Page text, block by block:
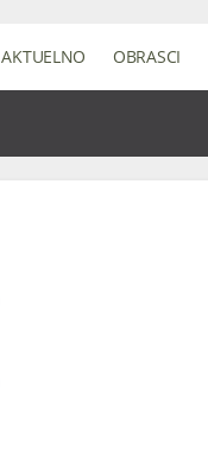
AKTUELNO OBRASCI